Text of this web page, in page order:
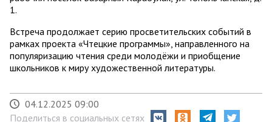
1.
Встреча продолжает серию просветительских событий в
рамках проекта «Чтецкие программы», направленного на
популяризацию чтения среди молодёжи и приобщение
школьников к миру художественной литературы.
04.12.2025 09:00
Поделиться в социальных сетях